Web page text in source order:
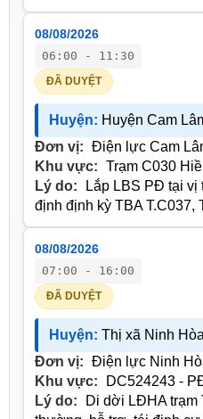
08/08/2026
06:00 - 11:30
ĐÃ DUYỆT
Huyện: Huyện Cam
Đơn vị: Điện lực Cam
Khu vực: Trạm C030
Lý do:
Lắp LBS PĐ tại vị
định định kỳ TBA T.C037,
08/08/2026
07:00 - 16:00
ĐÃ DUYỆT
Huyện: Thị xã Ninh Hòa
Đơn vị: Điện lực Ninh
Khu vực:
DC524243 -
Lý do:
Di dời LĐHA trạm